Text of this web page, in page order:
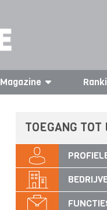
Magazine
TOEGANG